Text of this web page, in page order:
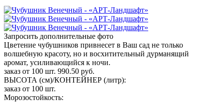
Запросить дополнительные фото
Цветение чубушников привнесет в Ваш сад не только
волшебную красоту, но и восхитительный дурманящий
аромат, усиливающийся к ночи.
заказ от 100 шт. 990.50 руб.
ВЫСОТА (см)/КОНТЕЙНЕР (литр):
заказ от 100 шт.
Морозостойкость: